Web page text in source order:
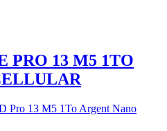
PRO 13 M5 1TO